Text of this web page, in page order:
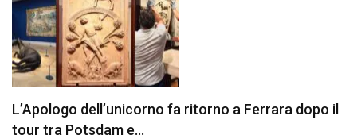
L’Apologo dell’unicorno fa ritorno a Ferrara dopo il
tour tra Potsdam e…